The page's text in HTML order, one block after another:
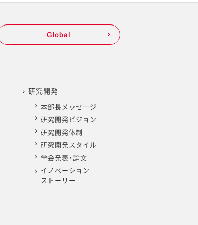
Global
研究開発
本部長メッセージ
研究開発ビジョン
研究開発体制
研究開発スタイル
学会発表・論文
イノベーション
ストーリー